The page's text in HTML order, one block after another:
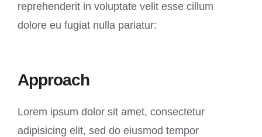
reprehenderit in voluptate velit esse cillum
dolore eu fugiat nulla pariatur:
Approach
Lorem ipsum dolor sit amet, consectetur
adipisicing elit, sed do eiusmod tempor